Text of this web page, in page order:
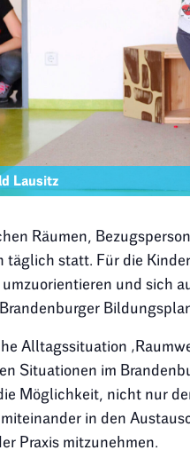
Lausitz
Räumen,
täglich statt. Für die
und sich
Alltagssituation
Situationen im
Möglichkeit, nicht nur
in den
Praxis mitzunehmen.